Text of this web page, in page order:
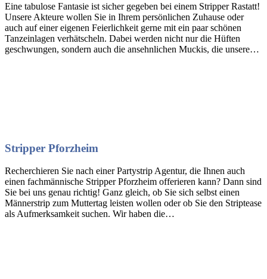
Eine tabulose Fantasie ist sicher gegeben bei einem Stripper Rastatt!
Unsere Akteure wollen Sie in Ihrem persönlichen Zuhause oder
auch auf einer eigenen Feierlichkeit gerne mit ein paar schönen
Tanzeinlagen verhätscheln. Dabei werden nicht nur die Hüften
geschwungen, sondern auch die ansehnlichen Muckis, die unsere…
Stripper Pforzheim
Recherchieren Sie nach einer Partystrip Agentur, die Ihnen auch
einen fachmännische Stripper Pforzheim offerieren kann? Dann sind
Sie bei uns genau richtig! Ganz gleich, ob Sie sich selbst einen
Männerstrip zum Muttertag leisten wollen oder ob Sie den Striptease
als Aufmerksamkeit suchen. Wir haben die…